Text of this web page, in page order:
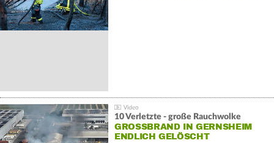
10 Verletzte - große Rauchwolke
GROSSBRAND IN GERNSHEIM E
NDLICH GELÖSCHT